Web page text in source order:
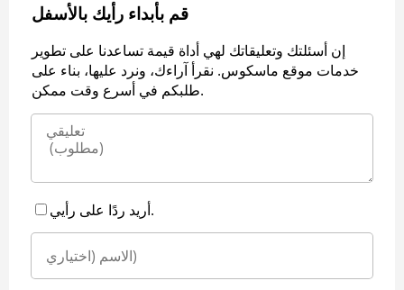
قم بأبداء رأيك بالأسفل
إن أسئلتك وتعليقاتك لهي أداة قيمة تساعدنا على تطوير
خدمات موقع ماسكوس. نقرأ آراءك، ونرد عليها، بناء على
طلبكم في أسرع وقت ممكن.
أريد ردًا على رأيي.